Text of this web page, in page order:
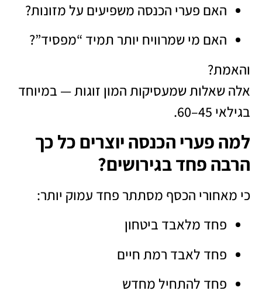
האם פערי הכנסה משפיעים על מזונות?
האם מי שמרוויח יותר תמיד “מפסיד”?
והאמת?
אלה שאלות שמעסיקות המון זוגות — במיוחד
בגילאי 45–60.
למה פערי הכנסה יוצרים כל כך
הרבה פחד בגירושים?
כי מאחורי הכסף מסתתר פחד עמוק יותר:
פחד מלאבד ביטחון
פחד לאבד רמת חיים
פחד להתחיל מחדש